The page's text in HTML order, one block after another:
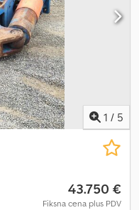
1 / 5
43.750 €
Fiksna cena plus PDV